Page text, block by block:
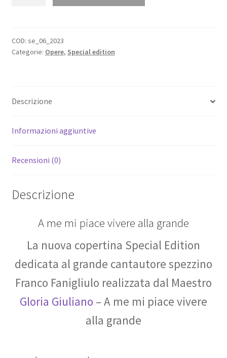
15
Aprile
quantità
COD: se_06_2023
Categorie: Opere, Special edition
Descrizione
Informazioni aggiuntive
Recensioni (0)
Descrizione
A me mi piace vivere alla grande
La nuova copertina Special Edition
dedicata al grande cantautore spezzino
Franco Fanigliulo realizzata dal Maestro
Gloria Giuliano – A me mi piace vivere
alla grande